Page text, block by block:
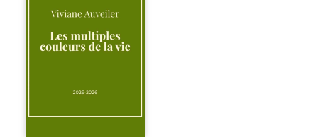
l’apaisement, un
recouvre
l’espérance, tandis
pour en retrouver
Entre souvenirs,